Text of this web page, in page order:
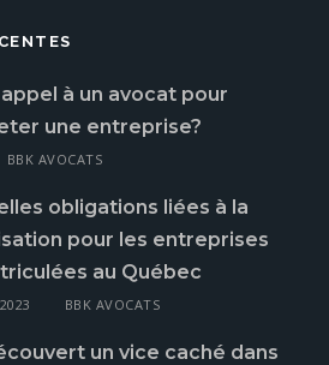
à un avocat pour
une entreprise?
BBK AVOCATS
obligations liées à la
pour les entreprises
au Québec
BBK AVOCATS
un vice caché dans